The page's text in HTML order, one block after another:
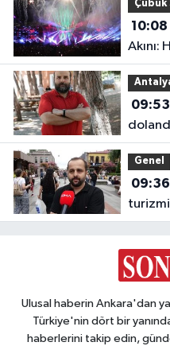
Çubuk
10:08
Akını:
09:53
Genel
09:36
Ulusal haberin Ankara'dan
Türkiye'nin dört bir
haberlerini takip edin,